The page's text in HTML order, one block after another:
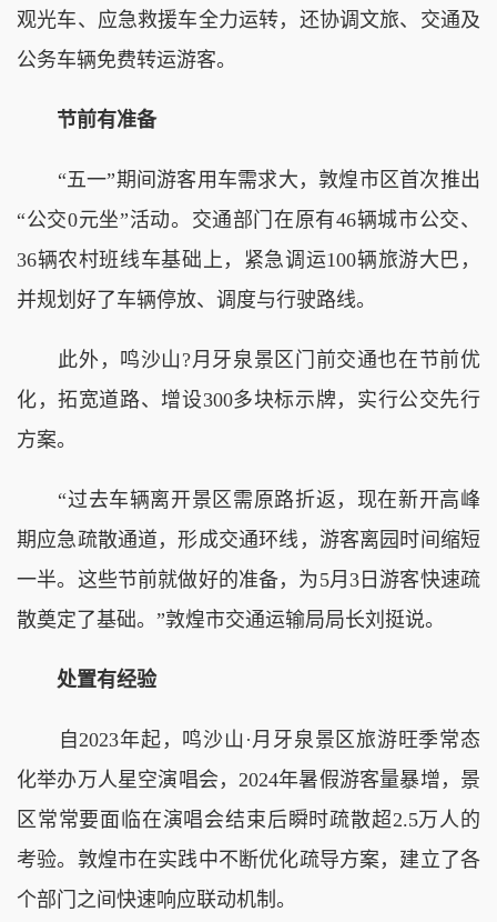
观光车、应急救援车全力运转，还协调文旅、交通及
公务车辆免费转运游客。
节前有准备
“五一”期间游客用车需求大，敦煌市区首次推出
“公交0元坐”活动。交通部门在原有46辆城市公交、
36辆农村班线车基础上，紧急调运100辆旅游大巴，
并规划好了车辆停放、调度与行驶路线。
此外，鸣沙山?月牙泉景区门前交通也在节前优
化，拓宽道路、增设300多块标示牌，实行公交先行
方案。
“过去车辆离开景区需原路折返，现在新开高峰
期应急疏散通道，形成交通环线，游客离园时间缩短
一半。这些节前就做好的准备，为5月3日游客快速疏
散奠定了基础。”敦煌市交通运输局局长刘挺说。
处置有经验
自2023年起，鸣沙山·月牙泉景区旅游旺季常态
化举办万人星空演唱会，2024年暑假游客量暴增，景
区常常要面临在演唱会结束后瞬时疏散超2.5万人的
考验。敦煌市在实践中不断优化疏导方案，建立了各
个部门之间快速响应联动机制。